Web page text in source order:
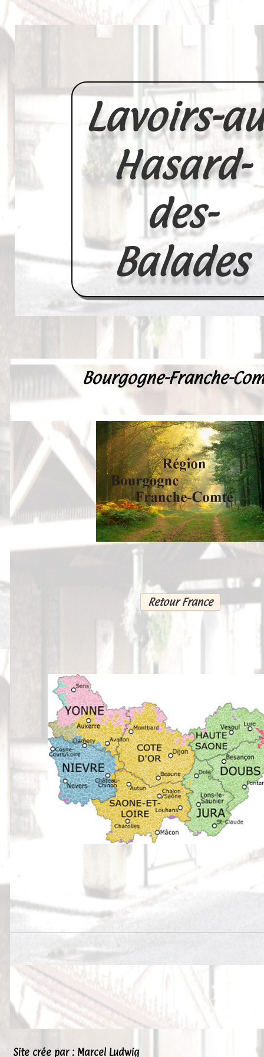
Lavoirs-
Hasard-
des-
Balades
Accueil
France
Europe
Videos--Lavoirs
Un Peu d'Histoire
Outils-des-Lavandières
Cartes Postales-Anciennes et
Peintures
Presse
Bourgogne-Franche-
Retour France
Site crée par : Marcel Ludwig